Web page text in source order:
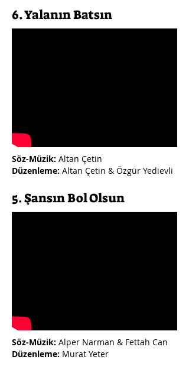
6. Yalanın Batsın
Söz-Müzik: Altan Çetin
Düzenleme: Altan Çetin & Özgür Yedievli
5. Şansın Bol Olsun
Söz-Müzik: Alper Narman & Fettah Can
Düzenleme: Murat Yeter